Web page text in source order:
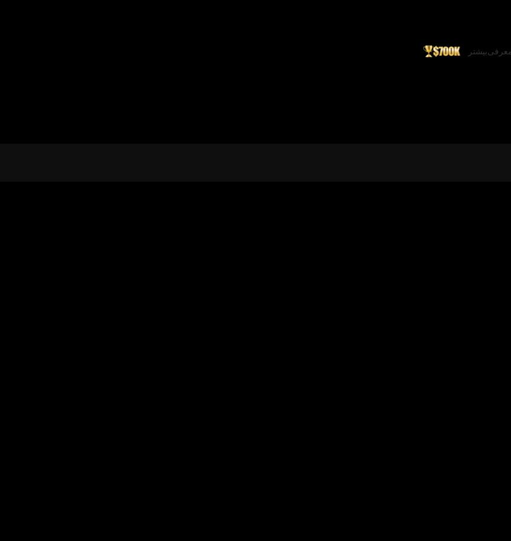
بیشتر